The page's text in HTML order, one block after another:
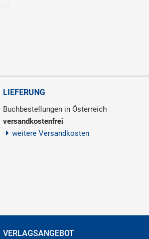
LIEFERUNG
Buchbestellungen in Österreich
versandkostenfrei
weitere Versandkosten
VERLAGSANGEBOT